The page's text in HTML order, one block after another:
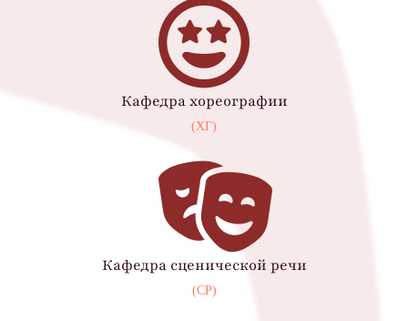
Кафедра хореографии
(ХГ)
Кафедра сценической речи
(СР)